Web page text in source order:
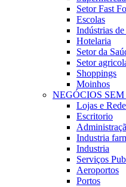
Setor Fast
Escolas
Indústrias
Hotelaria
Setor da
Setor
Shoppings
Moinhos
NEGÓCIOS
Lojas e
Escritorio
Industria
Industria
Serviços
Aeroportos
Portos